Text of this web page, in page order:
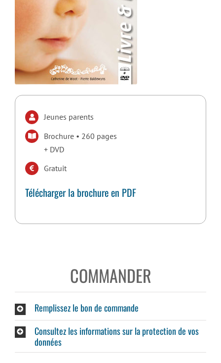
Jeunes parents
Brochure • 260 pages
+ DVD
Gratuit
Télécharger la brochure en PDF
COMMANDER
Remplissez le bon de commande
Consultez les informations sur la protection de vos
données